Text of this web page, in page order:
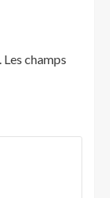
Les champs